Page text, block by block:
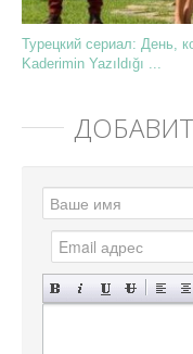
Турецкий сериал: День,
Kaderimin Yazıldığı ...